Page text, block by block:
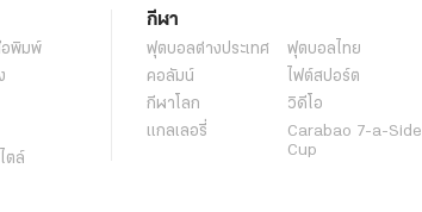
อพิมพ์
ตล์
กีฬา
ฟุตบอลต่่างประเทศ
ฟุตบอลไทย
คอลัมน์
ไฟต์สปอร์ต
กีฬาโลก
วิดีโอ
แกลเลอรี่
Carabao 7-a-Side
Cup